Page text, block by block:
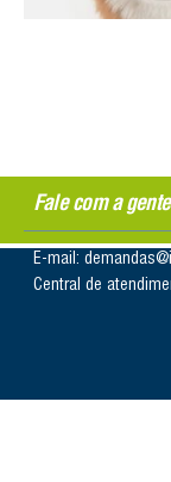
Fale com a
E-mail:
Central de